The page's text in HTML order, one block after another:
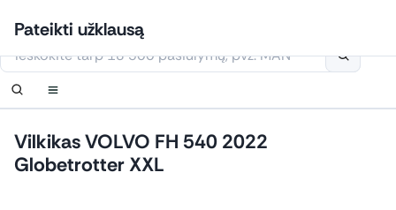
prie
turinio
Vilkikas VOLVO FH 540 2022
Globetrotter XXL
Prisijungti
Nustatyti pranešimą
Šioje svetainėje naudojami slapukai
Susisiekite
Užsakyti perskambinimą
Pateikti užklausą
Nustatyti pranešimą